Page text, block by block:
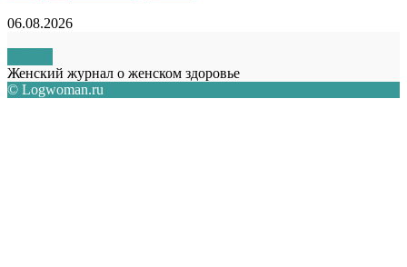
06.08.2026
Женский журнал о женском здоровье
© Logwoman.ru